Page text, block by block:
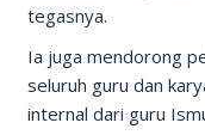
tegasnya.
Ia juga mendorong
seluruh guru dan
internal dari guru